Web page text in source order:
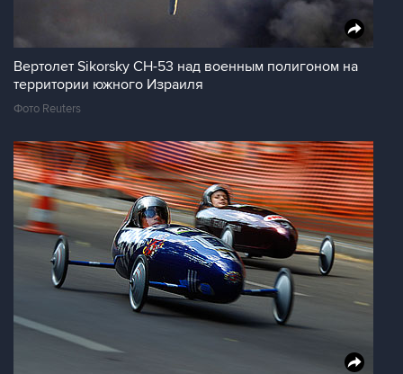
Вертолет Sikorsky CH-53 над военным полигоном на
территории южного Израиля
Фото Reuters